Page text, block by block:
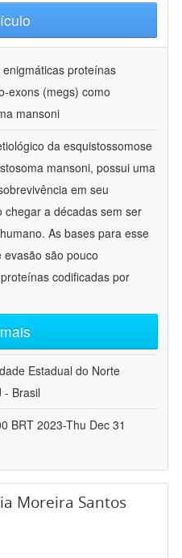
proteínas
exons (megs) como
mansoni
da esquistossomose
mansoni, possui uma
em seu
chegar a décadas sem ser
As bases para esse
são pouco
codificadas por
Estadual do Norte
- Brasil
BRT 2023-Thu Dec 31
Moreira Santos